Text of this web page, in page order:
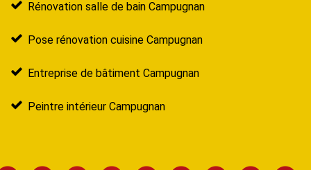
Rénovation salle de bain Campugnan
Pose rénovation cuisine Campugnan
Entreprise de bâtiment Campugnan
Peintre intérieur Campugnan